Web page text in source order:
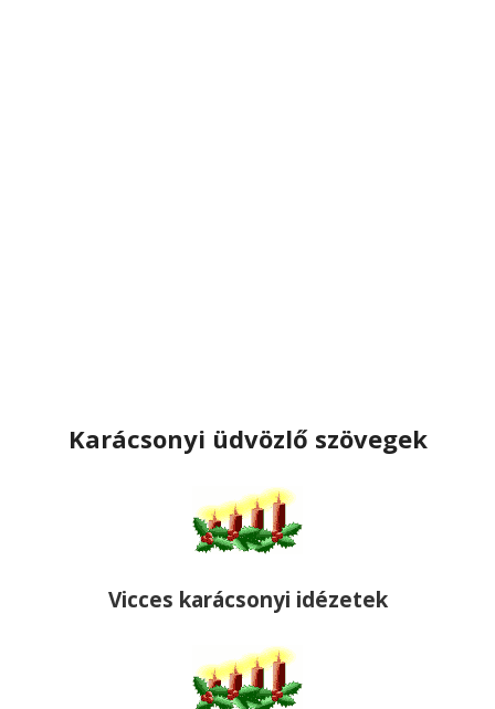
Karácsonyi üdvözlő szövegek
Vicces karácsonyi idézetek